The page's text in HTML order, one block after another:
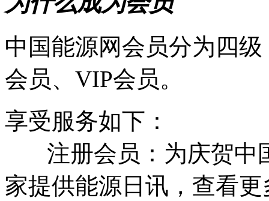
中国能源网会员分为四
会员、VIP会员。
享受服务如下：
注册会员：为庆贺中
家提供能源日讯，查看